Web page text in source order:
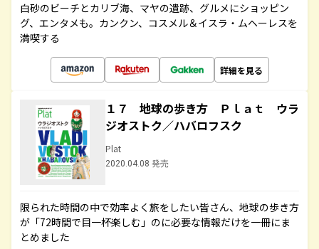
白砂のビーチとカリブ海、マヤの遺跡、グルメにショッピン
グ、エンタメも。カンクン、コスメル＆イスラ・ムヘーレスを
満喫する
詳細を見る
１７ 地球の歩き方 Ｐｌａｔ ウラ
ジオストク／ハバロフスク
Plat
2020.04.08 発売
限られた時間の中で効率よく旅をしたい皆さん、地球の歩き方
が「72時間で目一杯楽しむ」のに必要な情報だけを一冊にま
とめました